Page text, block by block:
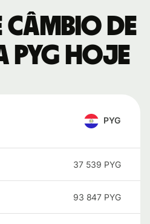
câmbio de
PYG hoje
PYG
37 539 PYG
93 847 PYG